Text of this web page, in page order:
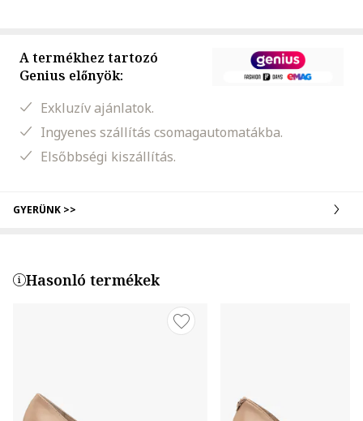
A termékhez tartozó
Genius előnyök:
Exkluzív ajánlatok.
Ingyenes szállítás csomagautomatákba.
Elsőbbségi kiszállítás.
GYERÜNK >>
Hasonló termékek